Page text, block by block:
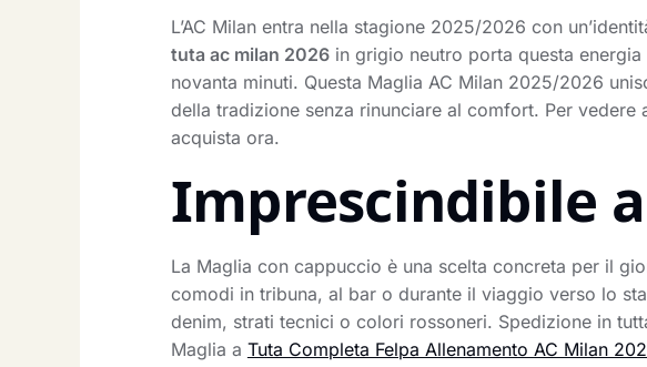
L’AC Milan entra nella stagione 2025/2026 con
tuta ac milan 2026in grigio neutro porta questa
novanta minuti. Questa Maglia AC Milan 2025/2026
della tradizione senza rinunciare al comfort. Per
acquista ora.
Imprescindibile
La Maglia con cappuccio è una scelta concreta per il
comodi in tribuna, al bar o durante il viaggio verso lo
denim, strati tecnici o colori rossoneri. Spedizione in
Maglia a Tuta Completa Felpa Allenamento AC Milan